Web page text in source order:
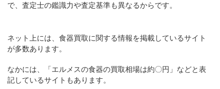
で、査定士の鑑識力や査定基準も異なるからです。
ネット上には、食器買取に関する情報を掲載しているサイト
が多数あります。
なかには、「エルメスの食器の買取相場は約〇円」などと表
記しているサイトもあります。